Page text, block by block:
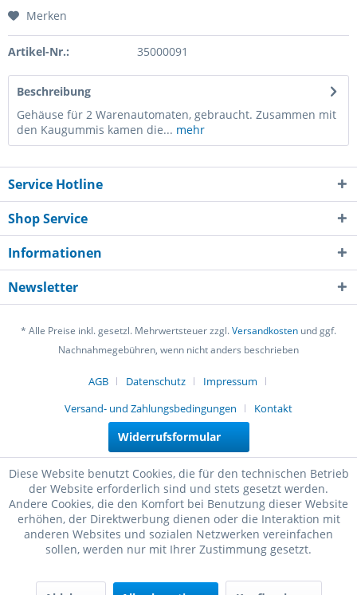
Merken
Artikel-Nr.: 35000091
Beschreibung
Gehäuse für 2 Warenautomaten, gebraucht. Zusammen mit
den Kaugummis kamen die... mehr
Service Hotline
Shop Service
Informationen
Newsletter
* Alle Preise inkl. gesetzl. Mehrwertsteuer zzgl.Versandkosten und ggf.
Nachnahmegebühren, wenn nicht anders beschrieben
AGB Datenschutz
Impressum
Versand- und Zahlungsbedingungen
Kontakt
Widerrufsformular
Diese Website benutzt Cookies, die für den technischen Betrieb
der Website erforderlich sind und stets gesetzt werden.
Andere Cookies, die den Komfort bei Benutzung dieser Website
erhöhen, der Direktwerbung dienen oder die Interaktion mit
anderen Websites und sozialen Netzwerken vereinfachen
sollen, werden nur mit Ihrer Zustimmung gesetzt.